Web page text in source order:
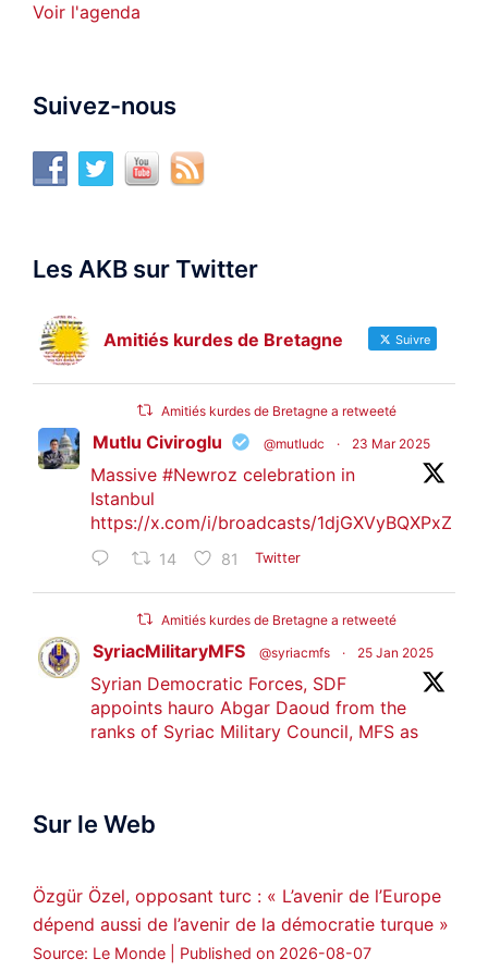
Voir l'agenda
Suivez-nous
Les AKB sur Twitter
Amitiés kurdes de Bretagne Suivre
Amitiés kurdes de Bretagne a retweeté
Mutlu Civiroglu @mutludc · 23 Mar 2025
Massive #Newroz celebration in
Istanbul
https://x.com/i/broadcasts/1djGXVyBQXPxZ
14 81 Twitter
Amitiés kurdes de Bretagne a retweeté
SyriacMilitaryMFS @syriacmfs · 25 Jan 2025
Syrian Democratic Forces, SDF
appoints hauro Abgar Daoud from the
ranks of Syriac Military Council, MFS as
ܟܫܝܪܘܬܐ ܒܘܠܝܬܐ ܚܘܪܐ ܐܒܓܪ
Amitiés kurdes de Bretagne a retweeté
MedyaNews @medyanews_ · 24 Jan 2025
Sur le Web
Özgür Özel, opposant turc : « L’avenir de l’Europe
dépend aussi de l’avenir de la démocratie turque »
Source: Le Monde Published on 2026-08-07